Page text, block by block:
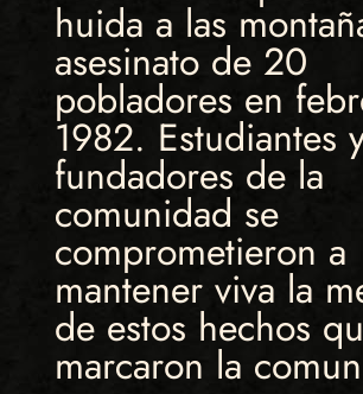
huida a las
asesinato de 20
pobladores en
1982. Estudiantes
fundadores de la
comunidad se
comprometieron a
mantener viva la
de estos hechos
marcaron la